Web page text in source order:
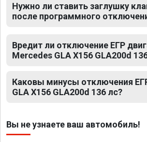
Нужно ли ставить заглушку
после программного
Вредит ли отключение ЕГР
Mercedes GLA X156 GLA200d
Каковы минусы отключения
GLA X156 GLA200d 136 лс?
Вы не узнаете ваш автомобиль!